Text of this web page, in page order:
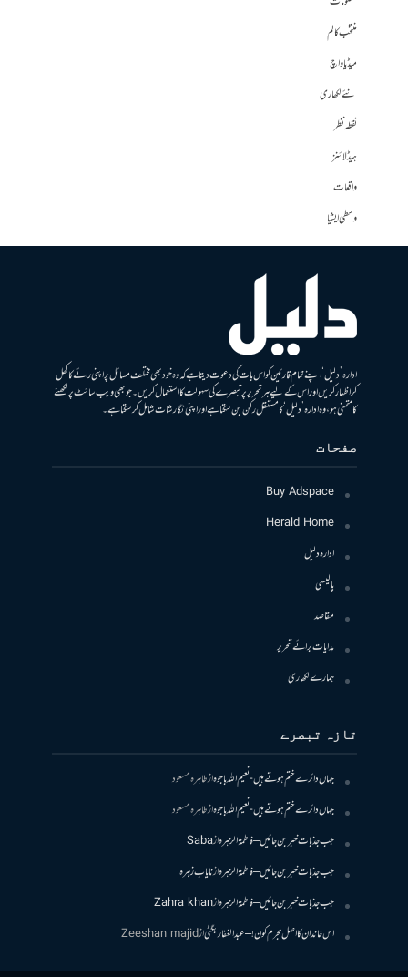
منتخب کالم
میڈیا واچ
نئے لکھاری
نقطہ نظر
ہیڈلائنز
واقعات
وسطی ایشیا
ادارہ ’دلیل‘ اپنے تمام قارئین کو اس بات کی دعوت دیتا ہے کہ وہ خود بھی مختلف مسائل پر اپنی رائے کا کھل
کر اظہار کریں اور اس کے لیے ہر تحریر پر تبصرے کی سہولت کا استعمال کریں۔ جو بھی ویب سائٹ پر لکھنے
کا متمنی ہو، وہ ادارہ ’دلیل‘ کا مستقل رکن بن سکتا ہے اور اپنی نگارشات شامل کرسکتا ہے۔
صفحات
Buy Adspace
Herald Home
ادارہ دلیل
پالیسی
مقاصد
ہدایات برائے تحریر
ہمارے لکھاری
تازہ تبصرے
جہاں دائرے ختم ہوتے ہیں- نعیم اللہ باجوہازطاہرہ مسعود
جہاں دائرے ختم ہوتے ہیں- نعیم اللہ باجوہازطاہرہ مسعود
جب جذبات خبر بن جائیں – فاطمۃالزہرہازSaba
جب جذبات خبر بن جائیں – فاطمۃالزہرہازنایاب زہرہ
جب جذبات خبر بن جائیں – فاطمۃالزہرہازZahra khan
اس خاندان کا اصل مجرم کون! – عبدالغفار بگٹیازZeeshan majid